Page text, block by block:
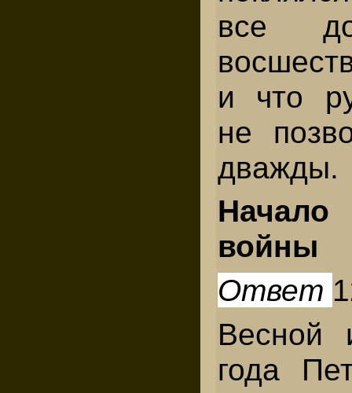
все
и что
не
дважды.
войны
Ответ
Весной
года